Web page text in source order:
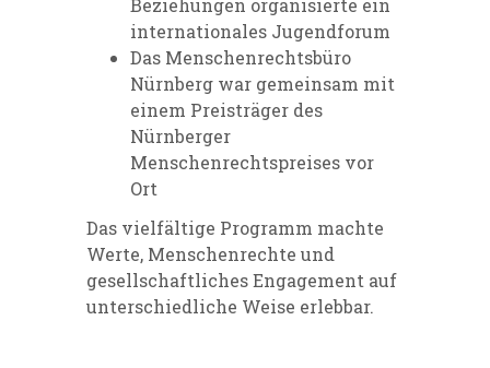
internationales Jugendforum
Das Menschenrechtsbüro
Nürnberg war gemeinsam mit
einem Preisträger des
Nürnberger
Menschenrechtspreises vor
Ort
Das vielfältige Programm machte
Werte, Menschenrechte und
gesellschaftliches Engagement auf
unterschiedliche Weise erlebbar.